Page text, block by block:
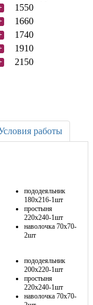
1550
1660
1740
1910
2150
работы
пододеяльник
180х216-1шт
простыня
220х240-1шт
наволочка 70х70-
2шт
пододеяльник
200х220-1шт
простыня
220х240-1шт
наволочка 70х70-